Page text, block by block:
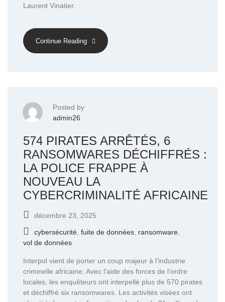
Laurent Vinatier.
Continue Reading
Posted by
admin26
574 PIRATES ARRÊTÉS, 6
RANSOMWARES DÉCHIFFRÉS :
LA POLICE FRAPPE À
NOUVEAU LA
CYBERCRIMINALITÉ AFRICAINE
décembre 23, 2025
cybersécurité, fuite de données, ransomware,
vol de données
Interpol vient de porter un coup majeur à l’industrie
criminelle africaine. Avec l’aide des forces de l’ordre
locales, les enquêteurs ont interpellé plus de 570 pirates
et déchiffré six ransomwares. Les activités visées ont